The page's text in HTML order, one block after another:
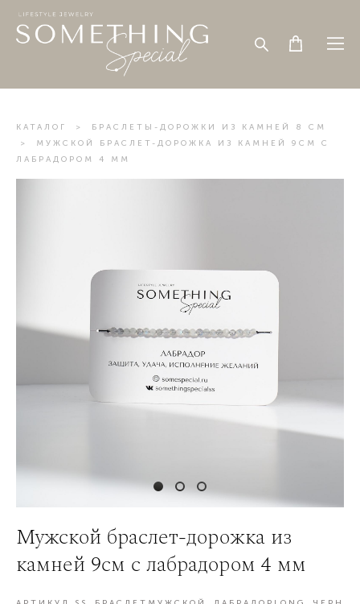
КАТАЛОГ >
БРАСЛЕТЫ-ДОРОЖКИ ИЗ КАМНЕЙ 8 СМ
>
МУЖСКОЙ БРАСЛЕТ-ДОРОЖКА ИЗ КАМНЕЙ 9СМ С
ЛАБРАДОРОМ 4 ММ
Мужской браслет-дорожка из
камней 9см с лабрадором 4 мм